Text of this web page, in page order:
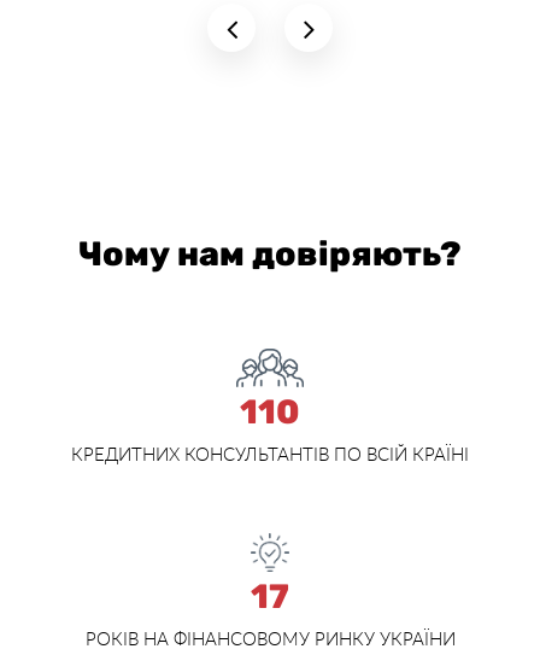
Чому нам довіряють?
110
КРЕДИТНИХ КОНСУЛЬТАНТІВ ПО ВСІЙ КРАЇНІ
17
РОКІВ НА ФІНАНСОВОМУ РИНКУ УКРАЇНИ